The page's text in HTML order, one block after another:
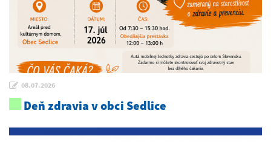
08.07.2026
Deň zdravia v obci Sedlice